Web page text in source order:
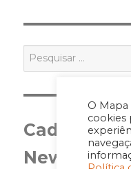
O Mapa
cookies
por:
Cadastre-
Newsletter